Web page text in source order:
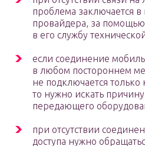
проблема заключается
провайдера, за
в его службу
если соединение
в любом постороннем
не подключается
то нужно искать
передающего
при отсутствии
доступа нужно